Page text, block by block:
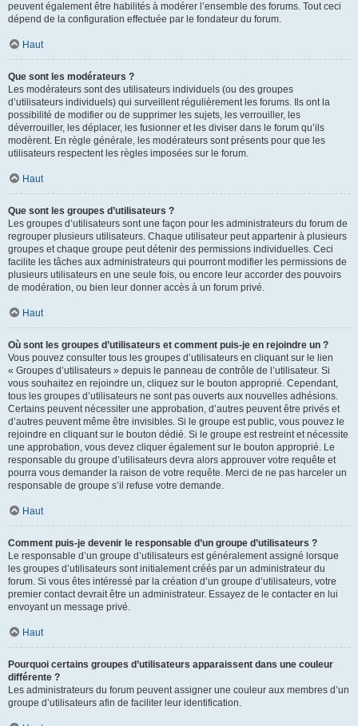
peuvent également être habilités à modérer l’ensemble des forums. Tout ceci
dépend de la configuration effectuée par le fondateur du forum.
Haut
Que sont les modérateurs ?
Les modérateurs sont des utilisateurs individuels (ou des groupes
d’utilisateurs individuels) qui surveillent régulièrement les forums. Ils ont la
possibilité de modifier ou de supprimer les sujets, les verrouiller, les
déverrouiller, les déplacer, les fusionner et les diviser dans le forum qu’ils
modèrent. En règle générale, les modérateurs sont présents pour que les
utilisateurs respectent les règles imposées sur le forum.
Haut
Que sont les groupes d’utilisateurs ?
Les groupes d’utilisateurs sont une façon pour les administrateurs du forum de
regrouper plusieurs utilisateurs. Chaque utilisateur peut appartenir à plusieurs
groupes et chaque groupe peut détenir des permissions individuelles. Ceci
facilite les tâches aux administrateurs qui pourront modifier les permissions de
plusieurs utilisateurs en une seule fois, ou encore leur accorder des pouvoirs
de modération, ou bien leur donner accès à un forum privé.
Haut
Où sont les groupes d’utilisateurs et comment puis-je en rejoindre un ?
Vous pouvez consulter tous les groupes d’utilisateurs en cliquant sur le lien
« Groupes d’utilisateurs » depuis le panneau de contrôle de l’utilisateur. Si
vous souhaitez en rejoindre un, cliquez sur le bouton approprié. Cependant,
tous les groupes d’utilisateurs ne sont pas ouverts aux nouvelles adhésions.
Certains peuvent nécessiter une approbation, d’autres peuvent être privés et
d’autres peuvent même être invisibles. Si le groupe est public, vous pouvez le
rejoindre en cliquant sur le bouton dédié. Si le groupe est restreint et nécessite
une approbation, vous devez cliquer également sur le bouton approprié. Le
responsable du groupe d’utilisateurs devra alors approuver votre requête et
pourra vous demander la raison de votre requête. Merci de ne pas harceler un
responsable de groupe s’il refuse votre demande.
Haut
Comment puis-je devenir le responsable d’un groupe d’utilisateurs ?
Le responsable d’un groupe d’utilisateurs est généralement assigné lorsque
les groupes d’utilisateurs sont initialement créés par un administrateur du
forum. Si vous êtes intéressé par la création d’un groupe d’utilisateurs, votre
premier contact devrait être un administrateur. Essayez de le contacter en lui
envoyant un message privé.
Haut
Pourquoi certains groupes d’utilisateurs apparaissent dans une couleur
différente ?
Les administrateurs du forum peuvent assigner une couleur aux membres d’un
groupe d’utilisateurs afin de faciliter leur identification.